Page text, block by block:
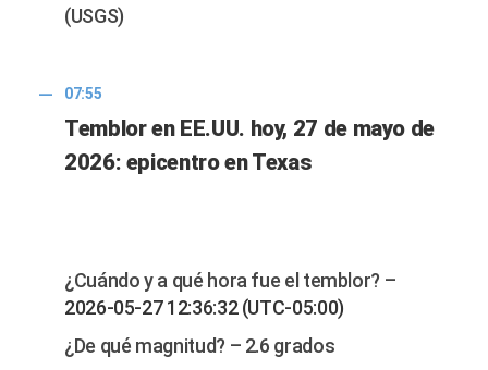
(USGS)
07:55
Temblor en EE.UU. hoy, 27 de mayo de
2026: epicentro en Texas
¿Cuándo y a qué hora fue el temblor? –
2026-05-27 12:36:32 (UTC-05:00)
¿De qué magnitud? – 2.6 grados